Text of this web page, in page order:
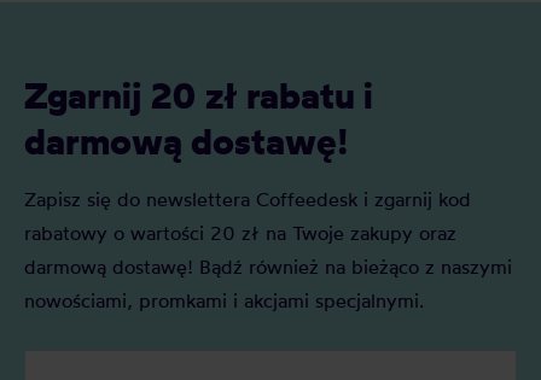
Zgarnij 20 zł rabatu i
darmową dostawę!
Zapisz się do newslettera Coffeedesk i zgarnij kod
rabatowy o wartości 20 zł na Twoje zakupy oraz
darmową dostawę! Bądź również na bieżąco z naszymi
nowościami, promkami i akcjami specjalnymi.